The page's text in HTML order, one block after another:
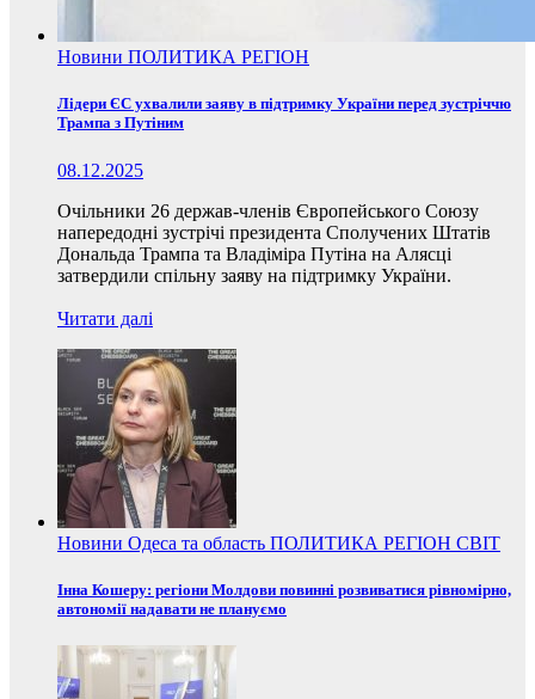
Новини ПОЛИТИКА РЕГІОН
Лідери ЄС ухвалили заяву в підтримку України перед зустріччю
Трампа з Путіним
08.12.2025
Очільники 26 держав-членів Європейського Союзу
напередодні зустрічі президента Сполучених Штатів
Дональда Трампа та Владіміра Путіна на Алясці
затвердили спільну заяву на підтримку України.
Читати далі
Новини Одеса та область ПОЛИТИКА РЕГІОН СВІТ
Інна Кошеру: регіони Молдови повинні розвиватися рівномірно,
автономії надавати не плануємо